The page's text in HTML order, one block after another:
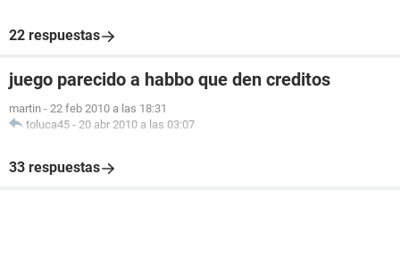
22 respuestas
juego parecido a habbo que den creditos
martin - 22 feb 2010 a las 18:31
toluca45 - 20 abr 2010 a las 03:07
33 respuestas